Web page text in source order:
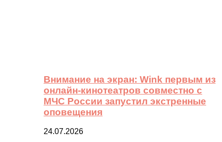
Внимание на экран: Wink первым из
онлайн-кинотеатров совместно с
МЧС России запустил экстренные
оповещения
24.07.2026